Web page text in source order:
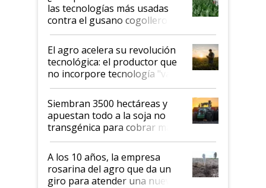
rendimiento
las tecnologías más usadas
contra el gusano cogollero? El
desafío de una tecnología clave
El agro acelera su revolución
tecnológica: el productor que
no incorpore tecnología "va a
perder el tren"
Siembran 3500 hectáreas y
apuestan todo a la soja no
transgénica para cobrar más
por tonelada: compraron un
semillero
A los 10 años, la empresa
rosarina del agro que da un
giro para atender una nueva